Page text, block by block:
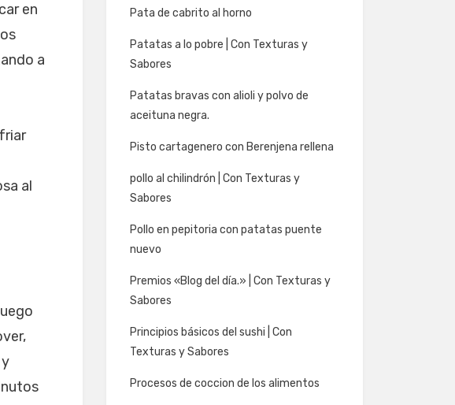
en
a
al
Pata de cabrito al horno
Patatas a lo pobre | Con Texturas y
Sabores
Patatas bravas con alioli y polvo de
aceituna negra.
Pisto cartagenero con Berenjena rellena
pollo al chilindrón | Con Texturas y
Sabores
Pollo en pepitoria con patatas puente
nuevo
Premios «Blog del día.» | Con Texturas y
Sabores
Principios básicos del sushi | Con
Texturas y Sabores
Procesos de coccion de los alimentos